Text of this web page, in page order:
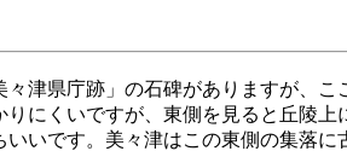
々津県庁跡」の石碑がありますが、
りにくいですが、東側を見ると丘陵
いいです。美々津はこの東側の集落